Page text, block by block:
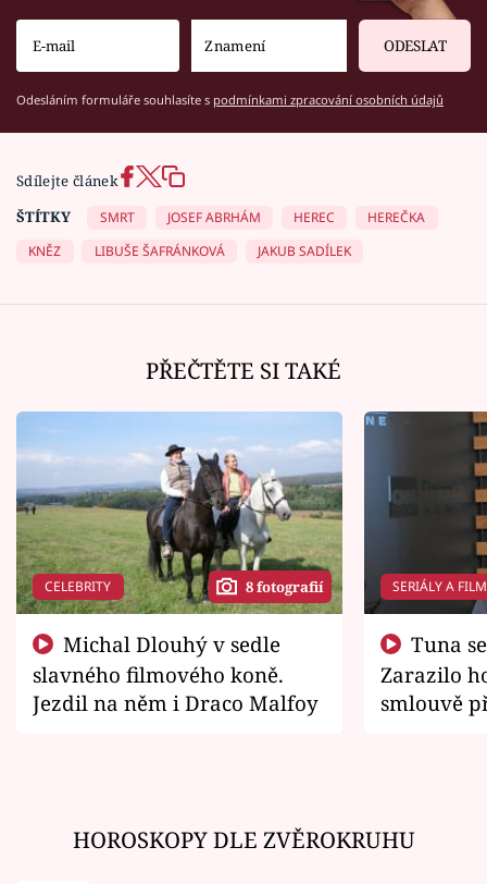
ODESLAT
Odesláním formuláře souhlasíte s podmínkami zpracování osobních údajů
Sdílejte článek
ŠTÍTKY
SMRT JOSEF ABRHÁM HEREC
HEREČKA
KNĚZ
LIBUŠE ŠAFRÁNKOVÁ JAKUB SADÍLEK
PŘEČTĚTE SI TAKÉ
CELEBRITY 8 fotografií
slavného filmového koně.
Jezdil na něm i Draco Malfoy
SERIÁLY A
Zarazilo
smlouvě
HOROSKOPY DLE ZVĚROKRUHU